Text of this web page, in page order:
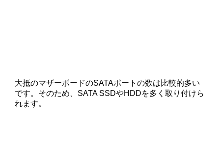
大抵のマザーボードのSATAポートの数は比較的多い
です。そのため、SATA SSDやHDDを多く取り付けら
れます。